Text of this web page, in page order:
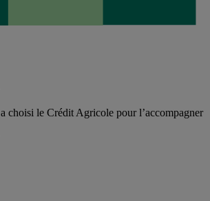
a choisi le Crédit Agricole pour l’accompagner